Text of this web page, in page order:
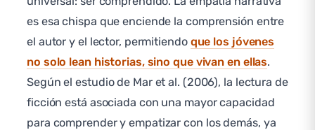
es esa chispa que enciende la comprensión entre
el autor y el lector, permitiendo que los jóvenes
no solo lean historias, sino que vivan en ellas.
Según el estudio de Mar et al. (2006), la lectura de
ficción está asociada con una mayor capacidad
para comprender y empatizar con los demás, ya